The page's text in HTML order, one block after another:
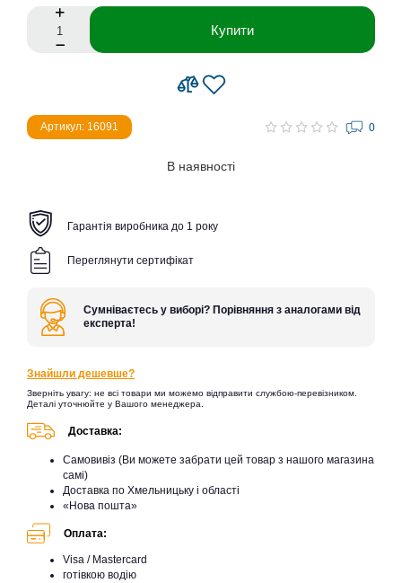
Купити
Артикул: 16091 0
В наявності
Гарантія виробника до 1 року
Переглянути сертифікат
Сумніваєтесь у виборі? Порівняння з аналогами від
експерта!
Знайшли дешевше?
Зверніть увагу: не всі товари ми можемо відправити службою-перевізником.
Деталі уточнюйте у Вашого менеджера.
Доставка:
Самовивіз (Ви можете забрати цей товар з нашого магазина
самі)
Доставка по Хмельницьку і області
«Нова пошта»
Оплата:
Visa / Mastercard
готівкою водію